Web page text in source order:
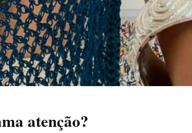
atenção?